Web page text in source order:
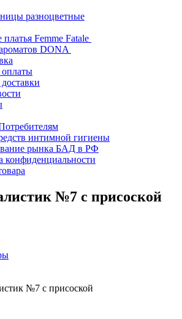
разноцветные
Femme Fatale
DONA
интимной гигиены
рынка БАД в РФ
конфиденциальности
№7 с присоской
№7 с присоской